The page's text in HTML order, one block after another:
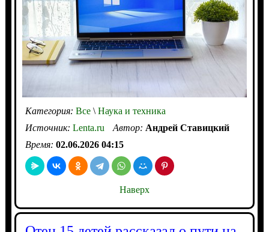
Категория: Все\Наука и техника
Источник: Lenta.ru Автор: Андрей Ставицкий
Время: 02.06.2026 04:15
Наверх